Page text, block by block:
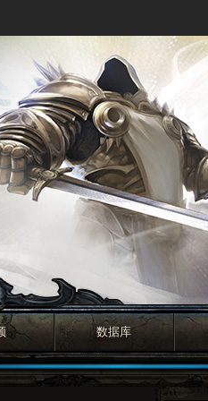
数据库